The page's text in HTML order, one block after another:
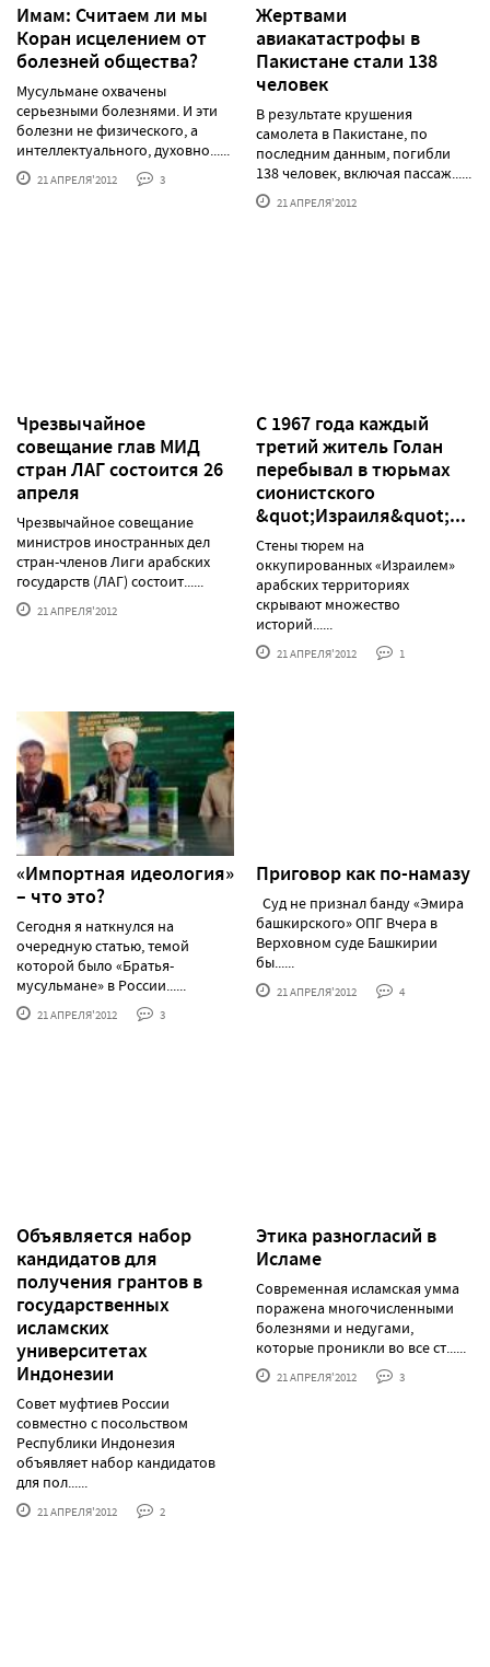
Имам: Считаем ли мы
Коран исцелением от
болезней общества?
Мусульмане охвачены
серьезными болезнями. И эти
болезни не физического, а
интеллектуального, духовно......
21 АПРЕЛЯ'2012 3
Жертвами
авиакатастрофы в
Пакистане стали 138
человек
В результате крушения
самолета в Пакистане, по
последним данным, погибли
138 человек, включая пассаж......
21 АПРЕЛЯ'2012
Чрезвычайное
совещание глав МИД
стран ЛАГ состоится 26
апреля
Чрезвычайное совещание
министров иностранных дел
стран-членов Лиги арабских
государств (ЛАГ) состоит......
21 АПРЕЛЯ'2012
С 1967 года каждый
третий житель Голан
перебывал в тюрьмах
сионистского
&quot;Израиля&quot;...
Стены тюрем на
оккупированных «Израилем»
арабских территориях
скрывают множество
историй......
21 АПРЕЛЯ'2012 1
«Импортная идеология»
– что это?
Сегодня я наткнулся на
очередную статью, темой
которой было «Братья-
мусульмане» в России......
21 АПРЕЛЯ'2012 3
Приговор как по-намазу
Суд не признал банду «Эмира
башкирского» ОПГ Вчера в
Верховном суде Башкирии
бы......
21 АПРЕЛЯ'2012 4
Объявляется набор
кандидатов для
получения грантов в
государственных
исламских
университетах
Индонезии
Совет муфтиев России
совместно с посольством
Республики Индонезия
объявляет набор кандидатов
для пол......
21 АПРЕЛЯ'2012 2
Этика разногласий в
Исламе
Современная исламская умма
поражена многочисленными
болезнями и недугами,
которые проникли во все ст......
21 АПРЕЛЯ'2012 3